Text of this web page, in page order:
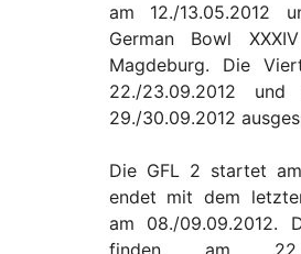
am 12./13.05.2012
German Bowl
Magdeburg. Die
22./23.09.2012
29./30.09.2012
Die GFL 2 startet
endet mit dem
am 08./09.09.2012.